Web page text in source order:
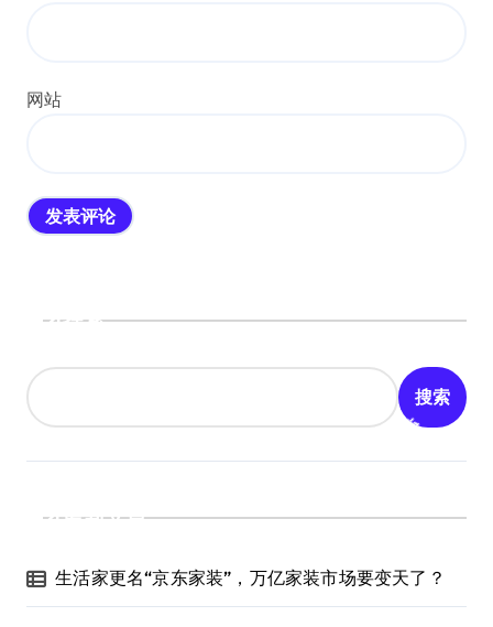
网站
搜索
搜索
最新文章
生活家更名“京东家装”，万亿家装市场要变天了？